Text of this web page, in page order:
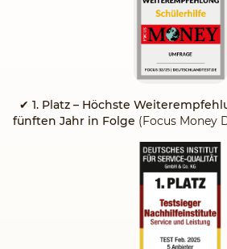
✔ 1. Platz – Höchste
fünften Jahr in Folge (Focus Money